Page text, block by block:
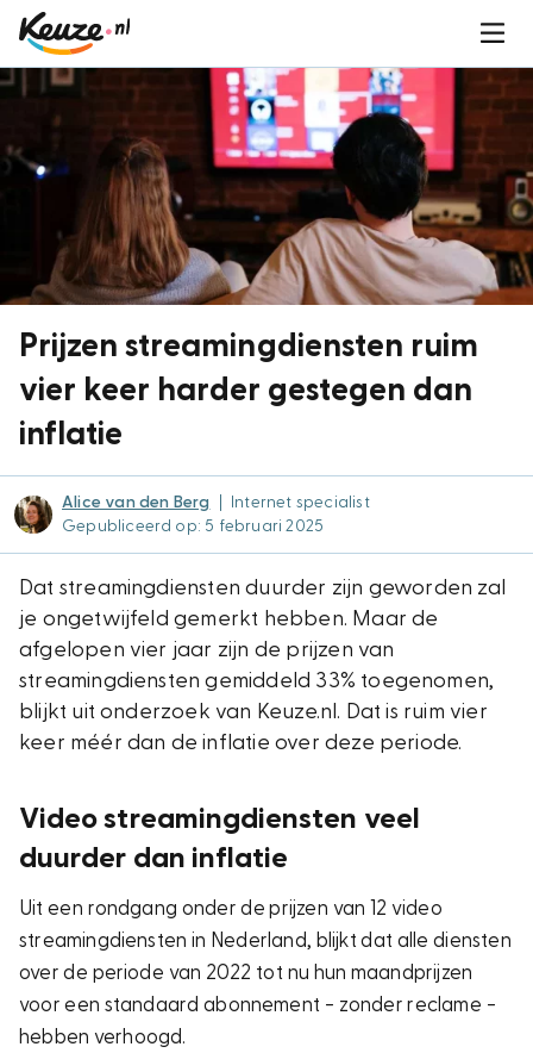
Prijzen streamingdiensten ruim
vier keer harder gestegen dan
inflatie
Alice van den Berg
Internet specialist
Gepubliceerd op: 5 februari 2025
Dat streamingdiensten duurder zijn geworden zal
je ongetwijfeld gemerkt hebben. Maar de
afgelopen vier jaar zijn de prijzen van
streamingdiensten gemiddeld 33% toegenomen,
blijkt uit onderzoek van Keuze.nl. Dat is ruim vier
keer méér dan de inflatie over deze periode.
Video streamingdiensten veel
duurder dan inflatie
Uit een rondgang onder de prijzen van 12 video
streamingdiensten in Nederland, blijkt dat alle diensten
over de periode van 2022 tot nu hun maandprijzen
voor een standaard abonnement - zonder reclame -
hebben verhoogd.